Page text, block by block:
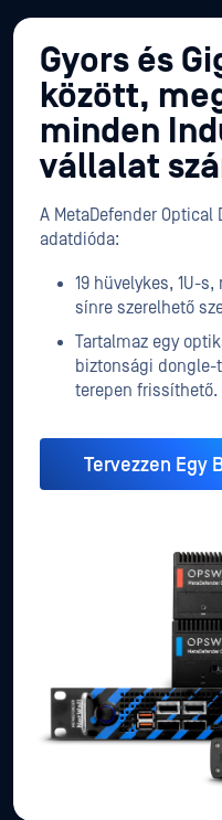
Gyors és
között,
minden
vállalat
A MetaDefender
adatdióda:
19 hüvelykes, 1U-
sínre szerelhető
Tartalmaz egy
biztonsági dongle-
terepen frissíthető.
Tervezzen Egy